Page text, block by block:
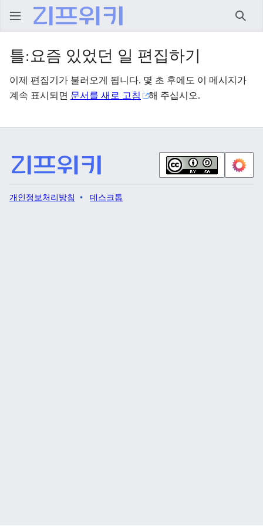
검색
틀:요즘 있었던 일 편집하기
이제 편집기가 불러오게 됩니다. 몇 초 후에도 이 메시지가
계속 표시되면 문서를 새로 고침 해 주십시오.
개인정보처리방침 데스크톱